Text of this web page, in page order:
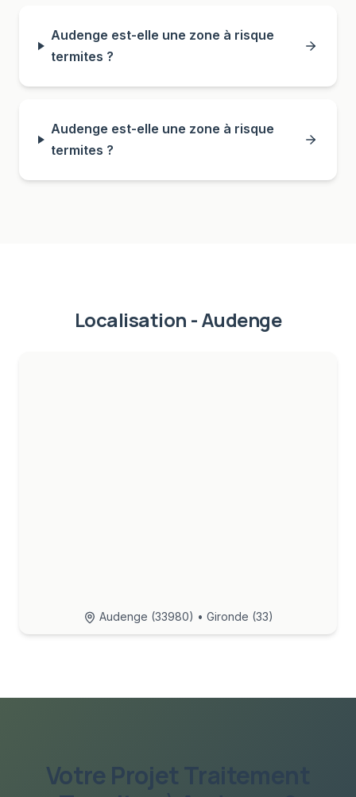
Audenge est-elle une zone à risque
termites ?
Audenge est-elle une zone à risque
termites ?
Localisation -Audenge
Audenge (33980) • Gironde (33)
Votre Projet